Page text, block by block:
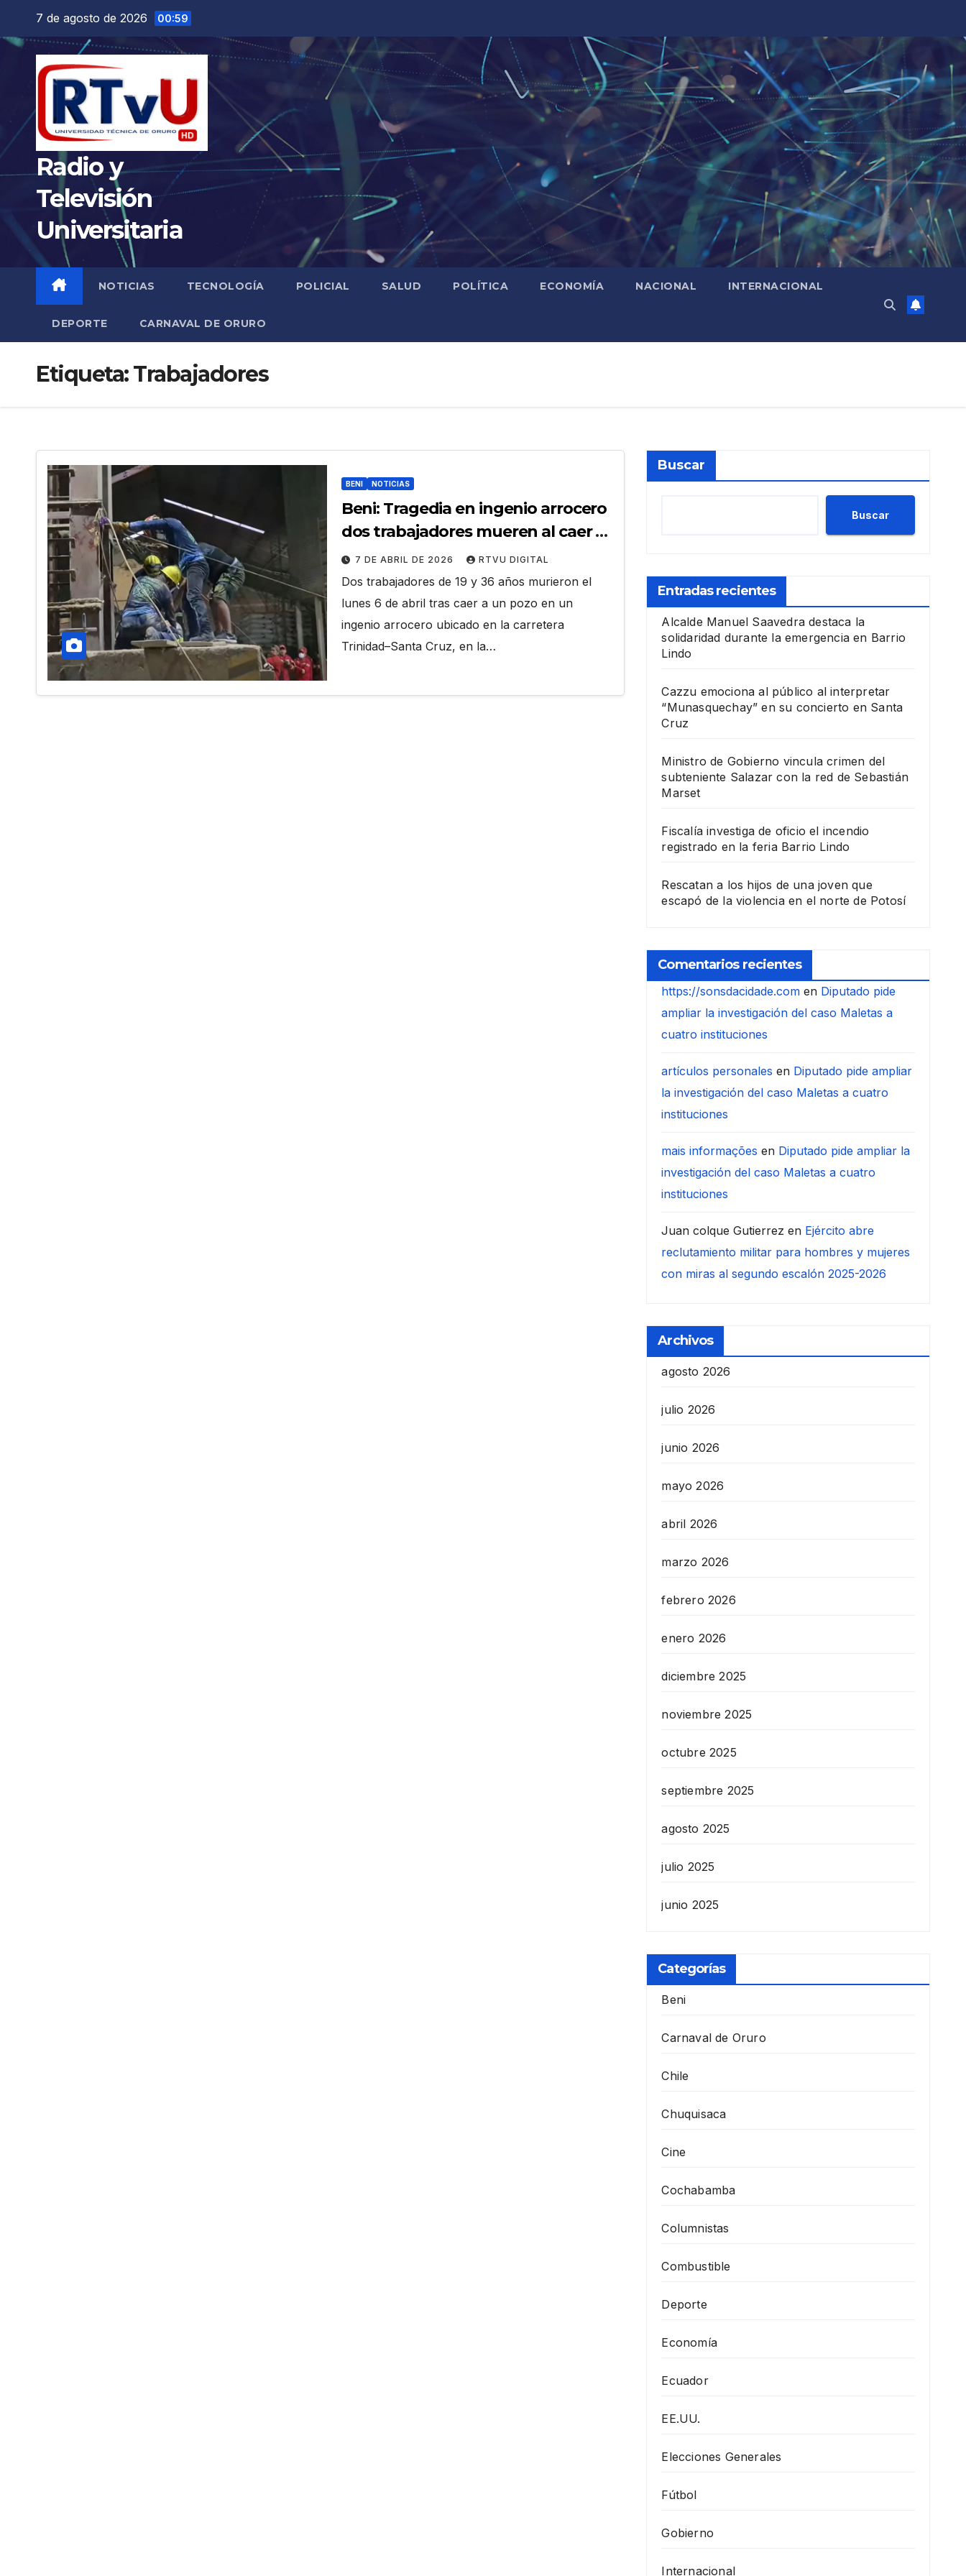
contenido
7 de agosto de 2026 00:59
Radio y
Televisión
Universitaria
NOTICIAS TECNOLOGÍA POLICIAL SALUD POLÍTICA ECONOMÍA NACIONAL INTERNACIONAL
DEPORTE CARNAVAL DE ORURO
Etiqueta:Trabajadores
BENI NOTICIAS
Beni: Tragedia en ingenio arrocero
dos trabajadores mueren al caer a
un pozo
7 DE ABRIL DE 2026 RTVU DIGITAL
Dos trabajadores de 19 y 36 años murieron el
lunes 6 de abril tras caer a un pozo en un
ingenio arrocero ubicado en la carretera
Trinidad–Santa Cruz, en la…
Buscar
Buscar
Entradas recientes
Alcalde Manuel Saavedra destaca la
solidaridad durante la emergencia en Barrio
Lindo
Cazzu emociona al público al interpretar
“Munasquechay” en su concierto en Santa
Cruz
Ministro de Gobierno vincula crimen del
subteniente Salazar con la red de Sebastián
Marset
Fiscalía investiga de oficio el incendio
registrado en la feria Barrio Lindo
Rescatan a los hijos de una joven que
escapó de la violencia en el norte de Potosí
Comentarios recientes
https://sonsdacidade.com en Diputado pide
ampliar la investigación del caso Maletas a
cuatro instituciones
artículos personales en Diputado pide ampliar
la investigación del caso Maletas a cuatro
instituciones
mais informações en Diputado pide ampliar la
investigación del caso Maletas a cuatro
instituciones
Juan colque Gutierrez en Ejército abre
reclutamiento militar para hombres y mujeres
con miras al segundo escalón 2025-2026
Archivos
agosto 2026
julio 2026
junio 2026
mayo 2026
abril 2026
marzo 2026
febrero 2026
enero 2026
diciembre 2025
noviembre 2025
octubre 2025
septiembre 2025
agosto 2025
julio 2025
junio 2025
Categorías
Beni
Carnaval de Oruro
Chile
Chuquisaca
Cine
Cochabamba
Columnistas
Combustible
Deporte
Economía
Ecuador
EE.UU.
Elecciones Generales
Fútbol
Gobierno
Internacional